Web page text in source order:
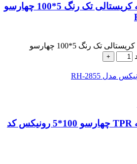
پیچ گوشتی تکی دسته کریستالی تک رنگ 5*100 چهارسو
پیچ گوشتی تکی دسته کریستالی تک رنگ 5*100 چهارسو
پیچ گوشتی تکی دسته TPR چهارسو 100*5 رونیکس کد